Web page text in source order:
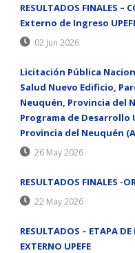
RESULTADOS FINALES –
Externo de Ingreso
02 Jun 2026
Licitación Pública
Salud Nuevo Edificio,
Neuquén, Provincia del
Programa de Desarrollo
Provincia del Neuquén
26 May 2026
RESULTADOS FINALES -
22 May 2026
RESULTADOS – ETAPA
EXTERNO UPEFE